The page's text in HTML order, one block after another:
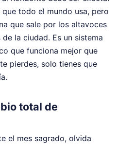
todo el mundo usa, pero
que sale por los altavoces
la ciudad. Es un sistema
que funciona mejor que
pierdes, solo tienes que
total de
el mes sagrado, olvida